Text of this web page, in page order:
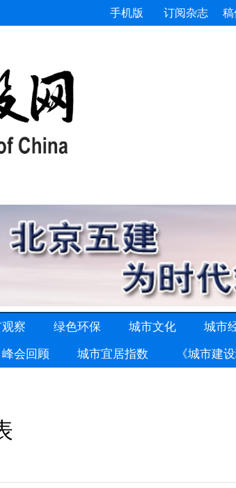
手机版 订阅杂志 稿
察 绿色环保 城市文化 城市
峰会回顾 城市宜居指数 《城市建